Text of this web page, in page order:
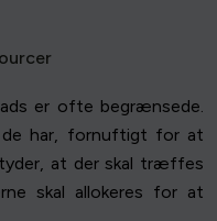
er ofte begrænsede.
de har, fornuftigt for at
at der skal træffes
skal allokeres for at